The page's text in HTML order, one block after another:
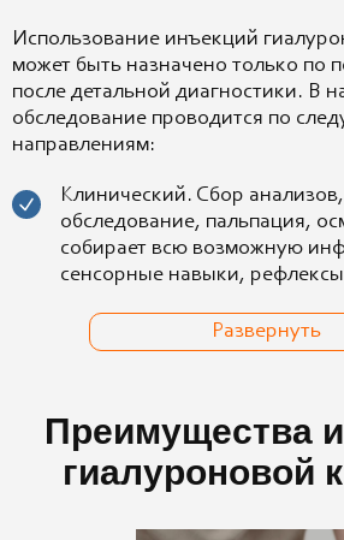
Использование инъекций
может быть назначено только по
после детальной диагностики. В
обследование проводится по
направлениям:
Клинический. Сбор
обследование, пальпация,
собирает всю возможную
сенсорные навыки,
Развернуть
Преимущества
гиалуроновой